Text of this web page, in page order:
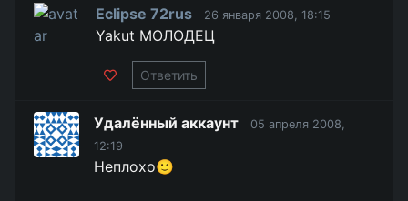
Eclipse 72rus 26 января 2008, 18:15
Yakut МОЛОДЕЦ
Ответить
Удалённый аккаунт
05 апреля 2008,
12:19
Неплохо🙂